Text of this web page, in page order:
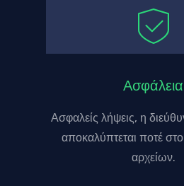
Ασφάλεια
Ασφαλείς λήψεις, η
αποκαλύπτεται ποτέ
αρχείων.